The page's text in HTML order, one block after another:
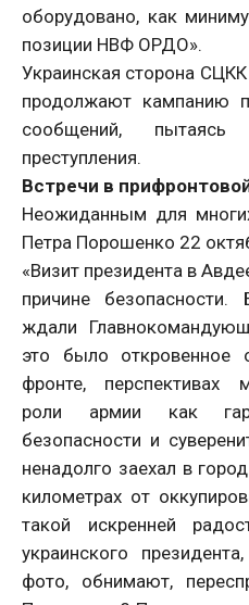
оборудовано, как
позиции НВФ ОРДО».
Украинская сторона
продолжают кампанию
сообщений, пытаясь
преступления.
Встречи в
Неожиданным для
Петра Порошенко 22
«Визит президента в
причине
ждали
это было откровенное
фронте, перспективах
роли армии как
безопасности и
ненадолго заехал в
километрах от
такой искренней
украинского
фото, обнимают,